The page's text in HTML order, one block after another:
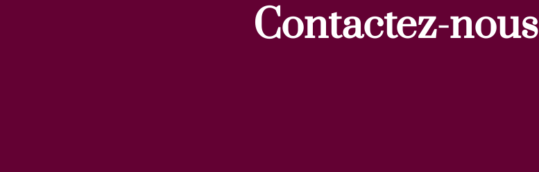
Contactez-nous